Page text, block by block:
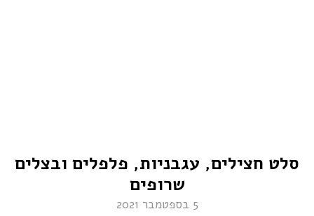
סלט חצילים, עגבניות, פלפלים ובצלים
שרופים
5 בספטמבר 2021